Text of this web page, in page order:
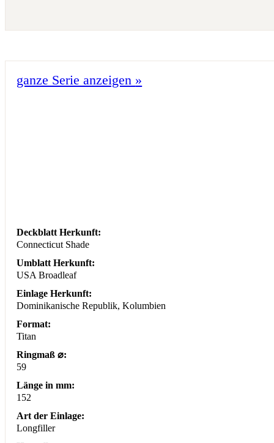
ganze Serie anzeigen »
Deckblatt Herkunft:
Connecticut Shade
Umblatt Herkunft:
USA Broadleaf
Einlage Herkunft:
Dominikanische Republik, Kolumbien
Format:
Titan
Ringmaß ⌀:
59
Länge in mm:
152
Art der Einlage:
Longfiller